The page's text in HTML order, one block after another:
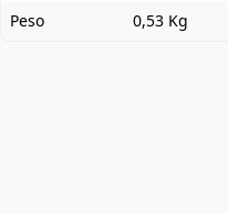
Peso
0,53 Kg